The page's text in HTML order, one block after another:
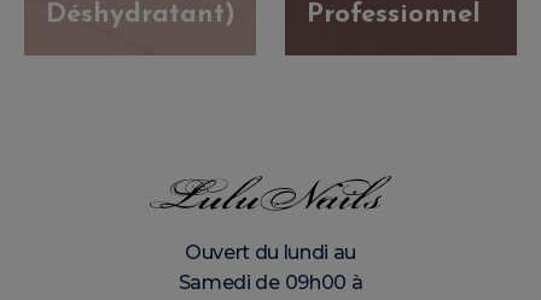
Déshydratant)
Professionnel
Ouvert du lundi au
Samedi de 09h00 à